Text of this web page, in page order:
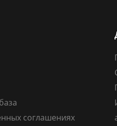
соглашениях